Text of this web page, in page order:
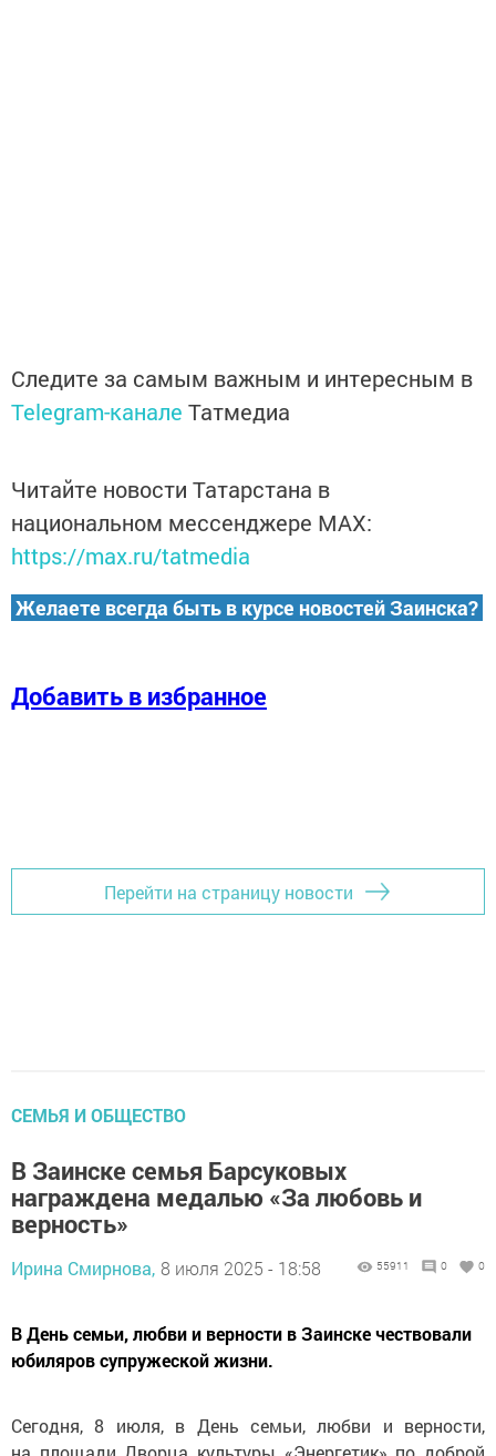
Следите за самым важным и интересным в
Telegram-канале Татмедиа
Читайте новости Татарстана в
национальном мессенджере MАХ:
https://max.ru/tatmedia
Желаете всегда быть в курсе новостей Заинска?
Добавить в избранное
Перейти на страницу новости
СЕМЬЯ И ОБЩЕСТВО
В Заинске семья Барсуковых
награждена медалью «За любовь и
верность»
Ирина Смирнова, 8 июля 2025 - 18:58 55911 0 0
В День семьи, любви и верности в Заинске чествовали
юбиляров супружеской жизни.
Сегодня, 8 июля, в День семьи, любви и верности,